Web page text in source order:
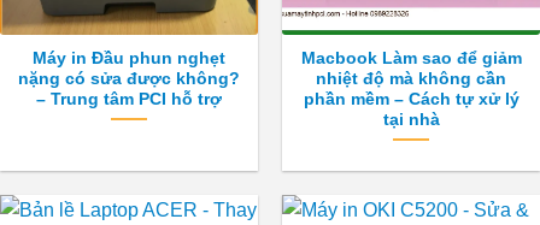
Máy in Đầu phun nghẹt
nặng có sửa được không?
– Trung tâm PCI hỗ trợ
Macbook Làm sao để giảm
nhiệt độ mà không cần
phần mềm – Cách tự xử lý
tại nhà